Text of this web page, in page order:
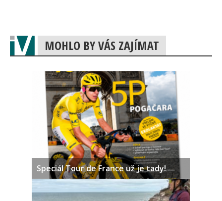
MOHLO BY VÁS ZAJÍMAT
Speciál Tour de France už je tady!